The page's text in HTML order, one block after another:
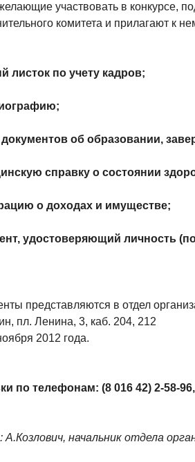
участвовать в конкурсе,
комитета и прилагают к
листок по учету кадров;
документов об образовании,
справку о состоянии
о доходах и имуществе;
удостоверяющий личность
представляются в отдел
пл. Ленина, 3, каб. 204, 212
2012 года.
по телефонам: (8 016 42) 2-58-
А.Козлович, начальник отдела